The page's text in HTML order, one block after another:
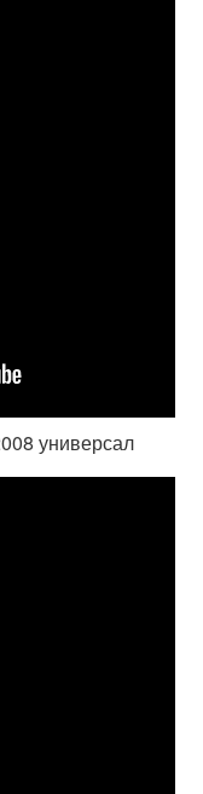
универсал